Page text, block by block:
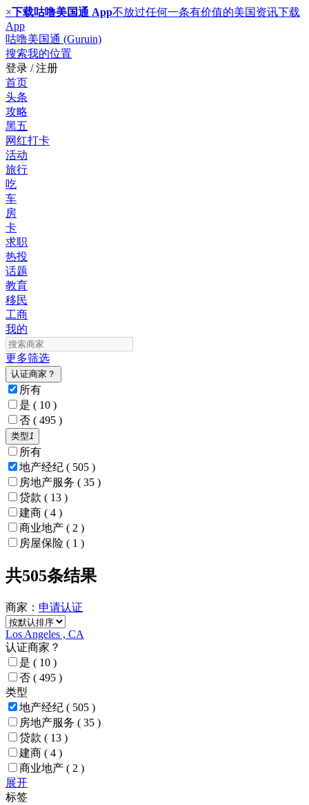
×下载咕噜美国通 App不放过任何一条有价值的美国资讯下载
App
咕噜美国通 (Guruin)
搜索我的位置
登录 / 注册
首页
头条
攻略
黑五
网红打卡
活动
旅行
吃
车
房
卡
求职
热投
话题
教育
移民
工商
我的
更多筛选
认证商家？
所有
是 ( 10 )
否 ( 495 )
类型1
所有
地产经纪 ( 505 )
房地产服务 ( 35 )
贷款 ( 13 )
建商 ( 4 )
商业地产 ( 2 )
房屋保险 ( 1 )
共505条结果
商家： 申请认证
Los Angeles , CA
认证商家？
是 ( 10 )
否 ( 495 )
类型
地产经纪 ( 505 )
房地产服务 ( 35 )
贷款 ( 13 )
建商 ( 4 )
商业地产 ( 2 )
展开
标签